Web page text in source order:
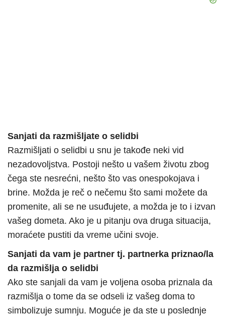
Sanjati da razmišljate o selidbi
Razmišljati o selidbi u snu je takođe neki vid
nezadovoljstva. Postoji nešto u vašem životu zbog
čega ste nesrećni, nešto što vas onespokojava i
brine. Možda je reč o nečemu što sami možete da
promenite, ali se ne usuđujete, a možda je to i izvan
vašeg dometa. Ako je u pitanju ova druga situacija,
moraćete pustiti da vreme učini svoje.
Sanjati da vam je partner tj. partnerka priznao/la
da razmišlja o selidbi
Ako ste sanjali da vam je voljena osoba priznala da
razmišlja o tome da se odseli iz vašeg doma to
simbolizuje sumnju. Moguće je da ste u poslednje